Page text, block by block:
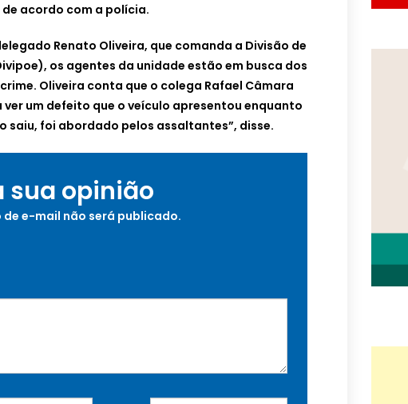
acordo com a polícia.
Renato Oliveira, que comanda a Divisão de
os agentes da unidade estão em busca dos
Oliveira conta que o colega Rafael Câmara
um defeito que o veículo apresentou enquanto
saiu, foi abordado pelos assaltantes”, disse.
sua opinião
de e-mail não será publicado.